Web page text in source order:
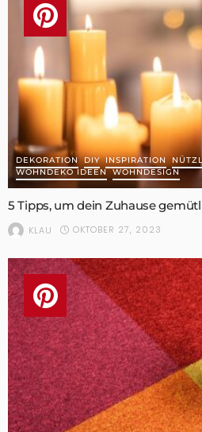
DEKORATION DIY INSPIRATION
WOHNDEKO IDEEN WOHNDESIGN
5 Tipps, um dein Zuhause
KLAU OKTOBER 27, 2023